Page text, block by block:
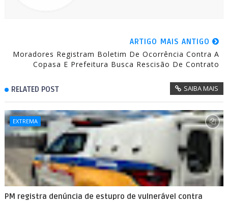
ARTIGO MAIS ANTIGO
Moradores Registram Boletim De Ocorrência Contra A
Copasa E Prefeitura Busca Rescisão De Contrato
RELATED POST SAIBA MAIS
EXTREMA
PM registra denúncia de estupro de vulnerável contra